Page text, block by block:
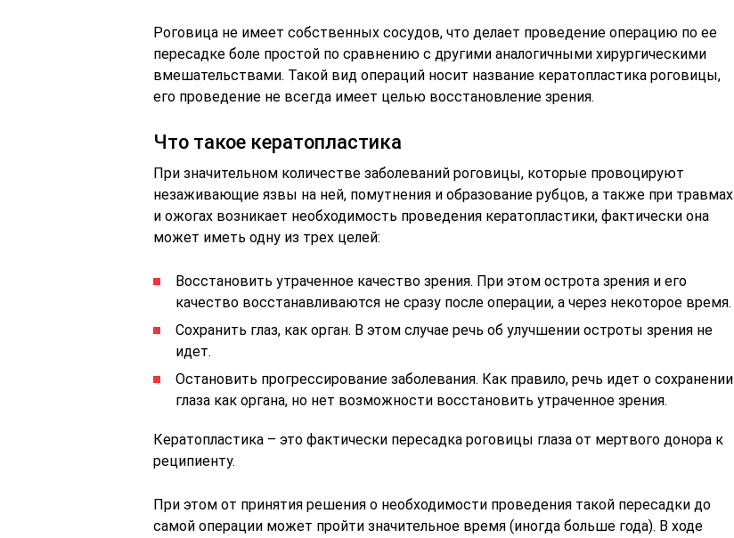
Роговица не имеет собственных сосудов, что делает проведение операцию по ее
пересадке боле простой по сравнению с другими аналогичными хирургическими
вмешательствами. Такой вид операций носит название кератопластика роговицы,
его проведение не всегда имеет целью восстановление зрения.
Что такое кератопластика
При значительном количестве заболеваний роговицы, которые провоцируют
незаживающие язвы на ней, помутнения и образование рубцов, а также при травмах
и ожогах возникает необходимость проведения кератопластики, фактически она
может иметь одну из трех целей:
Восстановить утраченное качество зрения. При этом острота зрения и его
качество восстанавливаются не сразу после операции, а через некоторое время.
Сохранить глаз, как орган. В этом случае речь об улучшении остроты зрения не
идет.
Остановить прогрессирование заболевания. Как правило, речь идет о сохранении
глаза как органа, но нет возможности восстановить утраченное зрения.
Кератопластика – это фактически пересадка роговицы глаза от мертвого донора к
реципиенту.
При этом от принятия решения о необходимости проведения такой пересадки до
самой операции может пройти значительное время (иногда больше года). В ходе